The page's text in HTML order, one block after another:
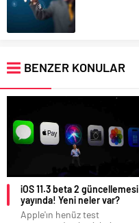
BENZER KONULAR
iOS 11.3 beta 2 güncellemesi
yayında! Yeni neler var?
Apple'ın henüz test